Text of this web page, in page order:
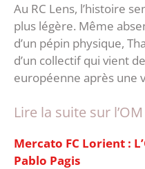
‎Au RC Lens, l’histoire
plus légère. Même
d’un pépin physique,
d’un collectif qui vient
européenne après une
Lire la suite sur l’OM
Mercato FC Lorient :
Pablo Pagis